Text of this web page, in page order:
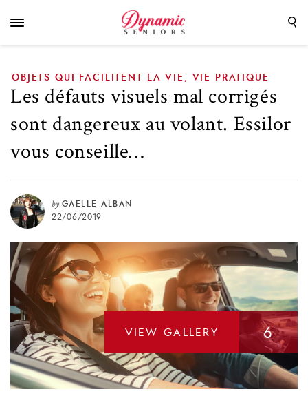
volant. Essilor vous conseille…
OBJETS QUI FACILITENT LA VIE VIE PRATIQUE
Les défauts visuels mal corrigés
sont dangereux au volant. Essilor
vous conseille…
by GAELLE ALBAN
22/06/2019
VIEW GALLERY 6